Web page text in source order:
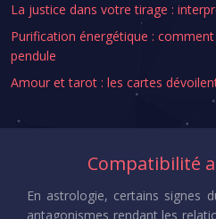
La justice dans votre tirage :
Purification énergétique :
pendule
Amour et tarot : les cartes
Compatibilité
En astrologie, certains signes
antagonismes rendant les